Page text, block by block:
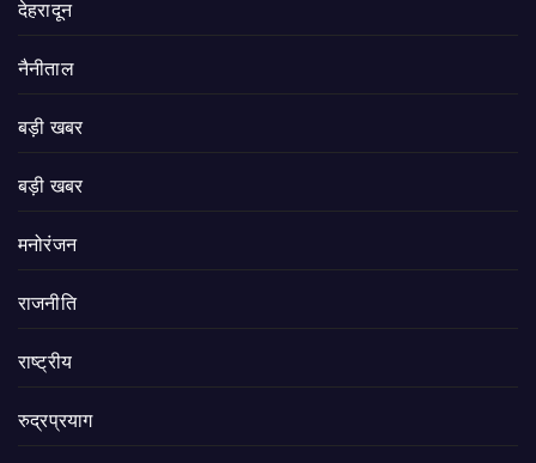
देहरादून
नैनीताल
बड़ी खबर
बड़ी खबर
मनोरंजन
राजनीति
राष्ट्रीय
रुद्रप्रयाग